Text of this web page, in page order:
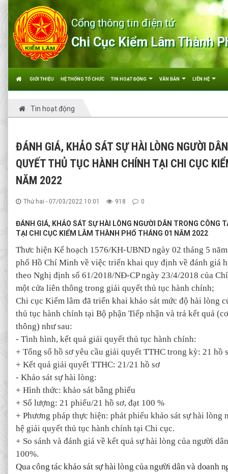
Cổng thông tin điện tử
Chi Cục Kiểm Lâm Thành
GIỚI THIỆU HỆ THỐNG TỔ CHỨC TIN HOẠT ĐỘNG VĂN BẢN LIÊN HỆ
Tin hoạt động
ĐÁNH GIÁ, KHẢO SÁT SỰ HÀI LÒNG NGƯỜI
QUYẾT THỦ TỤC HÀNH CHÍNH TẠI CHI CỤC
NĂM 2022
Thứ hai - 07/03/2022 10:01 918 0
ĐÁNH GIÁ, KHẢO SÁT SỰ HÀI LÒNG NGƯỜI DÂN TRONG CÔNG
TẠI CHI CỤC KIỂM LÂM THÀNH PHỐ THÁNG 01 NĂM 2022
Thưc hiện Kế hoạch 1576/KH-UBND ngày 02 tháng 5
phố Hồ Chí Minh về việc triển khai quy định về đánh giá
theo Nghị định số 61/2018/NĐ-CP ngày 23/4/2018 của
một cửa liên thông trong giải quyết thủ tục hành chính;
Chi cục Kiểm lâm đã triển khai khảo sát mức độ hài lòng
thủ tục hành chính tại Bộ phận Tiếp nhận và trả kết quả
thông) như sau:
- Tình hình, kết quả giải quyết thủ tục hành chính:
+ Tổng số hồ sơ yêu cầu giải quyết TTHC trong kỳ: 21 hồ
+ Kết quả giải quyết TTHC: 21/21 hồ sơ
- Khảo sát sự hài lòng:
+ Hình thức: khảo sát bằng phiếu
+ Số lượng: 21 phiếu/21 hồ sơ, đạt 100 %
+ Phương pháp thực hiện: phát phiếu khảo sát sự hài lòng
hệ giải quyết thủ tục hành chính tại Chi cục.
+ So sánh và đánh giá về kết quả sự hài lòng của người
100%.
Qua công tác khảo sát sự hài lòng của người dân và doanh